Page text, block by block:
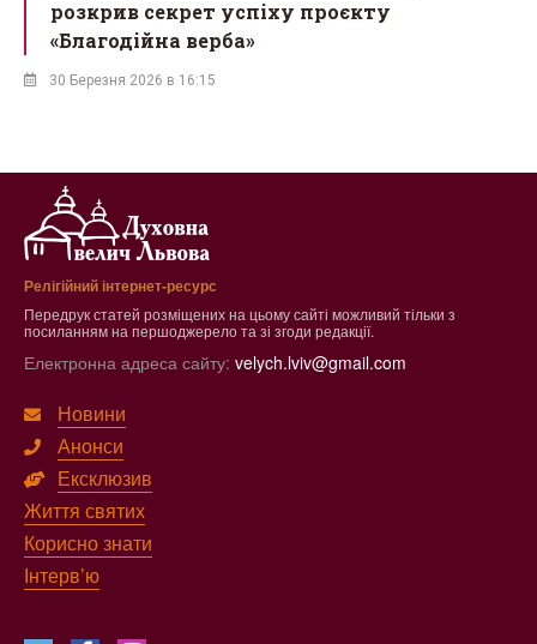
розкрив секрет успіху проєкту
«Благодійна верба»
30 Березня 2026 в 16:15
Релігійний інтернет-ресурс
Передрук статей розміщених на цьому сайті можливий тільки з
посиланням на першоджерело та зі згоди редакції.
Електронна адреса сайту: velych.lviv@gmail.com
Новини
Анонси
Ексклюзив
Життя святих
Корисно знати
Інтерв’ю